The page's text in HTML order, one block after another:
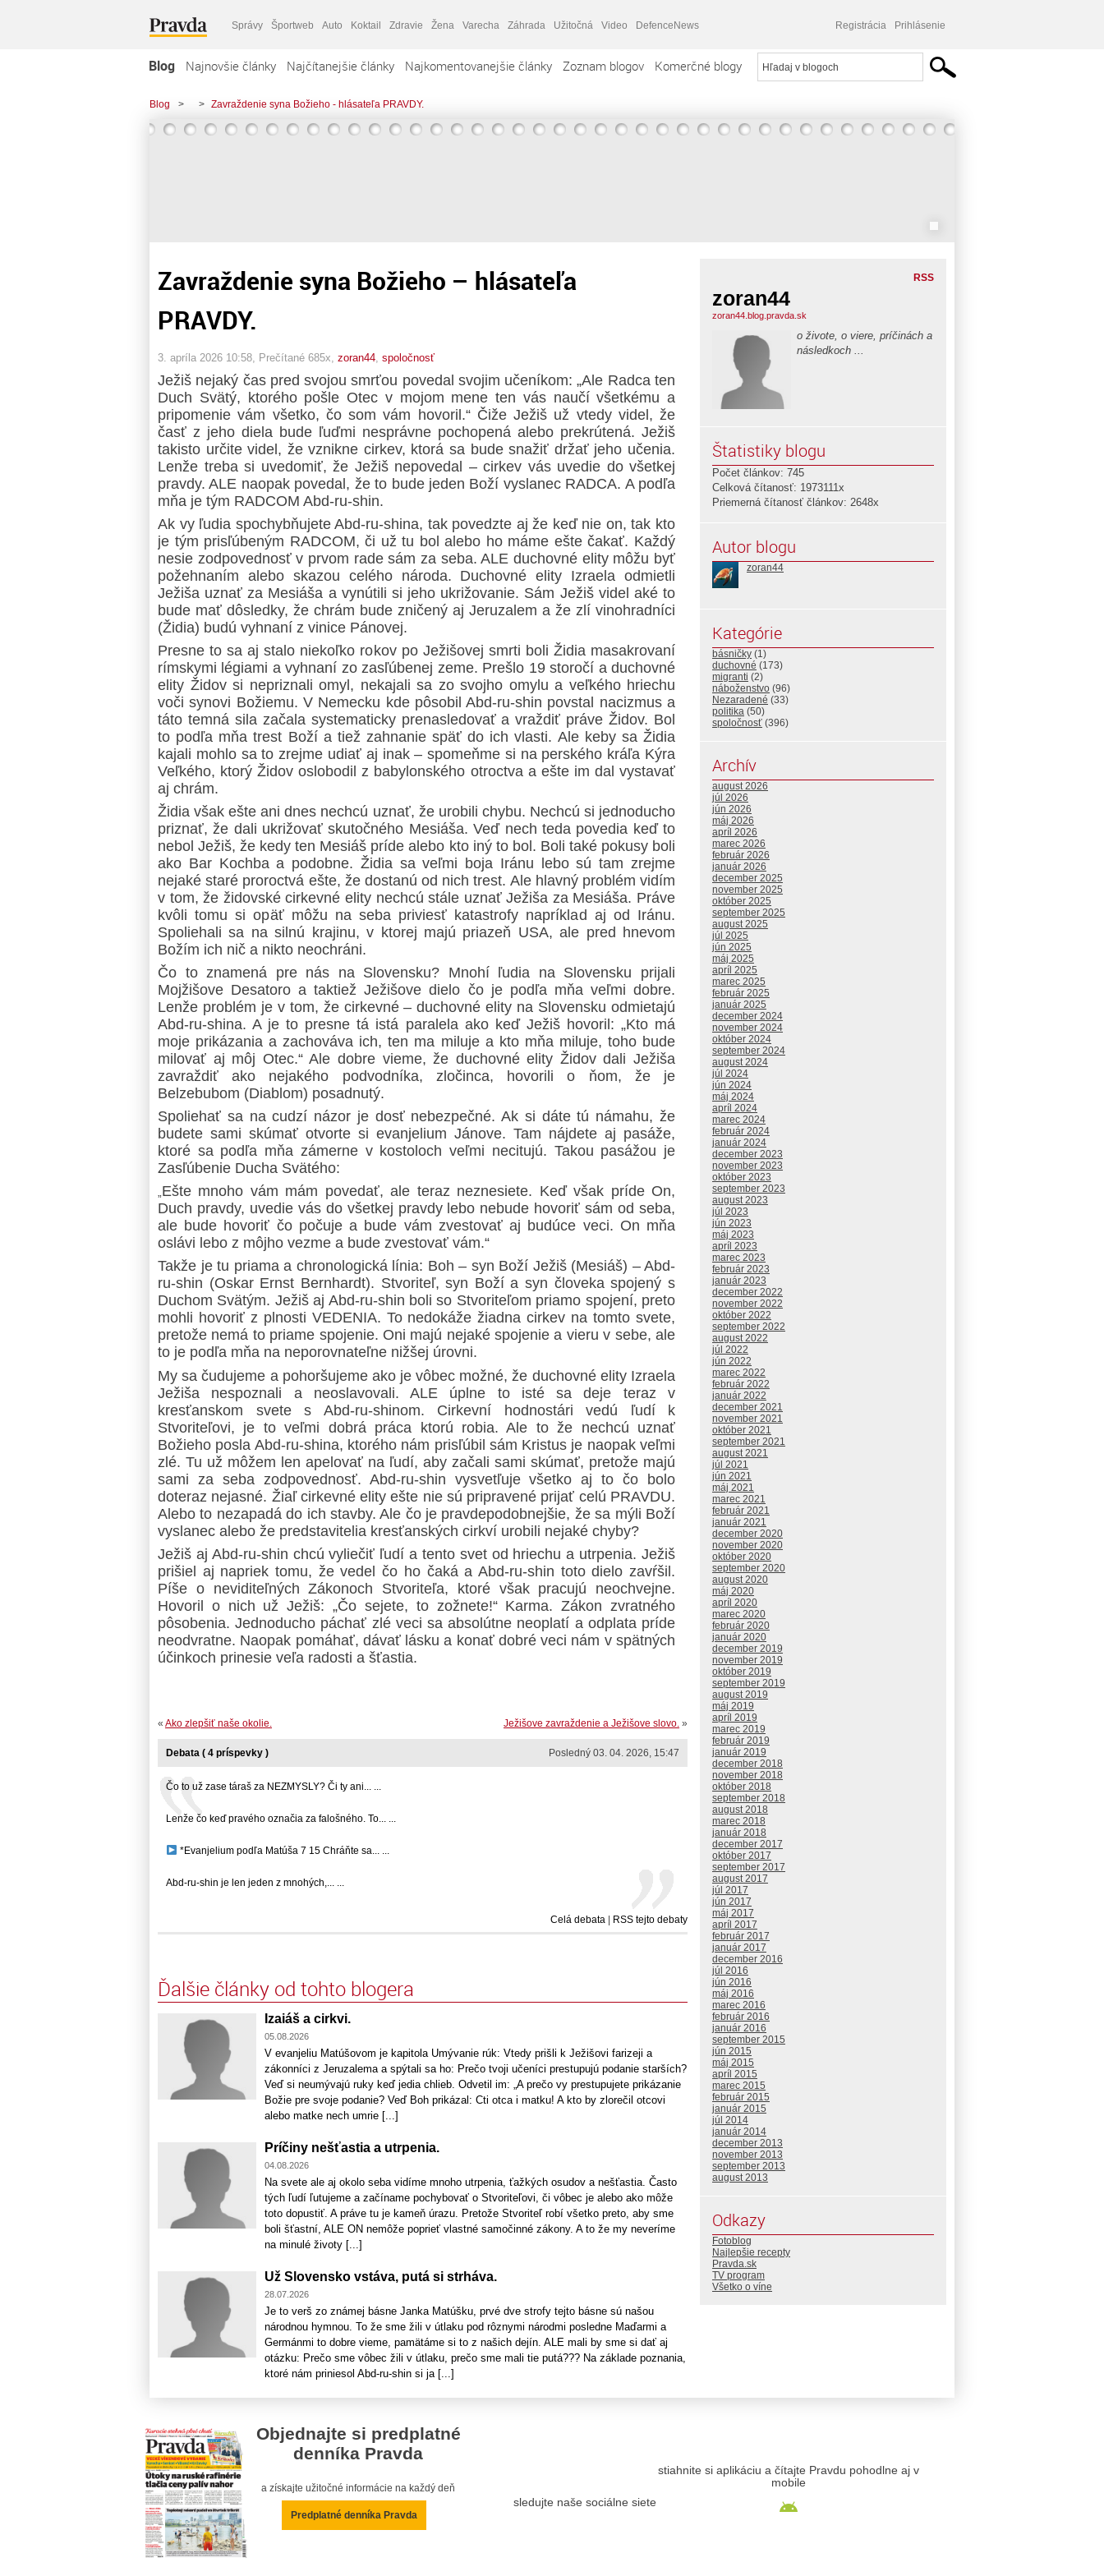
Správy Športweb Auto Koktail Zdravie Žena Varecha Záhrada Užitočná Video DefenceNews Registrácia Prihlásenie
Blog Najnovšie články Najčítanejšie články Najkomentovanejšie články Zoznam blogov Komerčné blogy
Blog > > Zavraždenie syna Božieho - hlásateľa PRAVDY.
Zavraždenie syna Božieho – hlásateľa
PRAVDY.
3. apríla 2026 10:58 , Prečítané 685x, zoran44 spoločnosť
Ježiš nejaký čas pred svojou smrťou povedal svojim učeníkom: „Ale Radca ten
Duch Svätý, ktorého pošle Otec v mojom mene ten vás naučí všetkému a
pripomenie vám všetko, čo som vám hovoril.“ Čiže Ježiš už vtedy videl, že
časť z jeho diela bude ľuďmi nesprávne pochopená alebo prekrútená. Ježiš
takisto určite videl, že vznikne cirkev, ktorá sa bude snažiť držať jeho učenia.
Lenže treba si uvedomiť, že Ježiš nepovedal – cirkev vás uvedie do všetkej
pravdy. ALE naopak povedal, že to bude jeden Boží vyslanec RADCA. A podľa
mňa je tým RADCOM Abd-ru-shin.
Ak vy ľudia spochybňujete Abd-ru-shina, tak povedzte aj že keď nie on, tak kto
je tým prisľúbeným RADCOM, či už tu bol alebo ho máme ešte čakať. Každý
nesie zodpovednosť v prvom rade sám za seba. ALE duchovné elity môžu byť
požehnaním alebo skazou celého národa. Duchovné elity Izraela odmietli
Ježiša uznať za Mesiáša a vynútili si jeho ukrižovanie. Sám Ježiš videl aké to
bude mať dôsledky, že chrám bude zničený aj Jeruzalem a že zlí vinohradníci
(Židia) budú vyhnaní z vinice Pánovej.
Presne to sa aj stalo niekoľko rokov po Ježišovej smrti boli Židia masakrovaní
rímskymi légiami a vyhnaní zo zasľúbenej zeme. Prešlo 19 storočí a duchovné
elity Židov si nepriznali omyl, nekajali sa zo svojho omylu a veľkého hriechu
voči synovi Božiemu. V Nemecku kde pôsobil Abd-ru-shin povstal nacizmus a
táto temná sila začala systematicky prenasledovať a vraždiť práve Židov. Bol
to podľa mňa trest Boží a tiež zahnanie späť do ich vlasti. Ale keby sa Židia
kajali mohlo sa to zrejme udiať aj inak – spomeňme si na perského kráľa Kýra
Veľkého, ktorý Židov oslobodil z babylonského otroctva a ešte im dal vystavať
aj chrám.
Židia však ešte ani dnes nechcú uznať, že urobili chybu. Nechcú si jednoducho
priznať, že dali ukrižovať skutočného Mesiáša. Veď nech teda povedia keď to
nebol Ježiš, že kedy ten Mesiáš príde alebo kto iný to bol. Boli také pokusy boli
ako Bar Kochba a podobne. Židia sa veľmi boja Iránu lebo sú tam zrejme
nejaké staré proroctvá ešte, že dostanú od nich trest. Ale hlavný problém vidím
v tom, že židovské cirkevné elity nechcú stále uznať Ježiša za Mesiáša. Práve
kvôli tomu si opäť môžu na seba priviesť katastrofy napríklad aj od Iránu.
Spoliehali sa na silnú krajinu, v ktorej majú priazeň USA, ale pred hnevom
Božím ich nič a nikto neochráni.
Čo to znamená pre nás na Slovensku? Mnohí ľudia na Slovensku prijali
Mojžišove Desatoro a taktiež Ježišove dielo čo je podľa mňa veľmi dobre.
Lenže problém je v tom, že cirkevné – duchovné elity na Slovensku odmietajú
Abd-ru-shina. A je to presne tá istá paralela ako keď Ježiš hovoril: „Kto má
moje prikázania a zachováva ich, ten ma miluje a kto mňa miluje, toho bude
milovať aj môj Otec.“ Ale dobre vieme, že duchovné elity Židov dali Ježiša
zavraždiť ako nejakého podvodníka, zločinca, hovorili o ňom, že je
Belzebubom (Diablom) posadnutý.
Spoliehať sa na cudzí názor je dosť nebezpečné. Ak si dáte tú námahu, že
budete sami skúmať otvorte si evanjelium Jánove. Tam nájdete aj pasáže,
ktoré sa podľa mňa zámerne v kostoloch veľmi necitujú. Takou pasážou je
Zasľúbenie Ducha Svätého:
„Ešte mnoho vám mám povedať, ale teraz neznesiete. Keď však príde On,
Duch pravdy, uvedie vás do všetkej pravdy lebo nebude hovoriť sám od seba,
ale bude hovoriť čo počuje a bude vám zvestovať aj budúce veci. On mňa
oslávi lebo z môjho vezme a bude zvestovať vám.“
Takže je tu priama a chronologická línia: Boh – syn Boží Ježiš (Mesiáš) – Abd-
ru-shin (Oskar Ernst Bernhardt). Stvoriteľ, syn Boží a syn človeka spojený s
Duchom Svätým. Ježiš aj Abd-ru-shin boli so Stvoriteľom priamo spojení, preto
mohli hovoriť z plnosti VEDENIA. To nedokáže žiadna cirkev na tomto svete,
pretože nemá to priame spojenie. Oni majú nejaké spojenie a vieru v sebe, ale
to je podľa mňa na neporovnateľne nižšej úrovni.
My sa čudujeme a pohoršujeme ako je vôbec možné, že duchovné elity Izraela
Ježiša nespoznali a neoslavovali. ALE úplne to isté sa deje teraz v
kresťanskom svete s Abd-ru-shinom. Cirkevní hodnostári vedú ľudí k
Stvoriteľovi, je to veľmi dobrá práca ktorú robia. Ale to že nechcú uznať
Božieho posla Abd-ru-shina, ktorého nám prisľúbil sám Kristus je naopak veľmi
zlé. Tu už môžem len apelovať na ľudí, aby začali sami skúmať, pretože majú
sami za seba zodpovednosť. Abd-ru-shin vysvetľuje všetko aj to čo bolo
doteraz nejasné. Žiaľ cirkevné elity ešte nie sú pripravené prijať celú PRAVDU.
Alebo to nezapadá do ich stavby. Ale čo je pravdepodobnejšie, že sa mýli Boží
vyslanec alebo že predstavitelia kresťanských cirkví urobili nejaké chyby?
Ježiš aj Abd-ru-shin chcú vyliečiť ľudí a tento svet od hriechu a utrpenia. Ježiš
prišiel aj napriek tomu, že vedel čo ho čaká a Abd-ru-shin toto dielo zavŕšil.
Píše o neviditeľných Zákonoch Stvoriteľa, ktoré však pracujú neochvejne.
Hovoril o nich už Ježiš: „Čo sejete, to zožnete!“ Karma. Zákon zvratného
pôsobenia. Jednoducho páchať zlé veci sa absolútne neoplatí a odplata príde
neodvratne. Naopak pomáhať, dávať lásku a konať dobré veci nám v spätných
účinkoch prinesie veľa radosti a šťastia.
Ježišove zavraždenie a Ježišove slovo. »
« Ako zlepšiť naše okolie.
Posledný 03. 04. 2026, 15:47
Debata ( 4 príspevky )
Čo to už zase táraš za NEZMYSLY? Či ty ani... ...
Lenže čo keď pravého označia za falošného. To... ...
*Evanjelium podľa Matúša 7 15 Chráňte sa... ...
Abd-ru-shin je len jeden z mnohých,... ...
Celá debata RSS tejto debaty
Ďalšie články od tohto blogera
Izaiáš a cirkvi.
05.08.2026
V evanjeliu Matúšovom je kapitola Umývanie rúk: Vtedy prišli k Ježišovi farizeji a
zákonníci z Jeruzalema a spýtali sa ho: Prečo tvoji učeníci prestupujú podanie starších?
Veď si neumývajú ruky keď jedia chlieb. Odvetil im: „A prečo vy prestupujete prikázanie
Božie pre svoje podanie? Veď Boh prikázal: Cti otca i matku! A kto by zlorečil otcovi
alebo matke nech umrie [...]
Príčiny nešťastia a utrpenia.
04.08.2026
Na svete ale aj okolo seba vidíme mnoho utrpenia, ťažkých osudov a nešťastia. Často
tých ľudí ľutujeme a začíname pochybovať o Stvoriteľovi, či vôbec je alebo ako môže
toto dopustiť. A práve tu je kameň úrazu. Pretože Stvoriteľ robí všetko preto, aby sme
boli šťastní, ALE ON nemôže poprieť vlastné samočinné zákony. A to že my neveríme
na minulé životy [...]
Už Slovensko vstáva, putá si strháva.
28.07.2026
Je to verš zo známej básne Janka Matúšku, prvé dve strofy tejto básne sú našou
národnou hymnou. To že sme žili v útlaku pod rôznymi národmi posledne Maďarmi a
Germánmi to dobre vieme, pamätáme si to z našich dejín. ALE mali by sme si dať aj
otázku: Prečo sme vôbec žili v útlaku, prečo sme mali tie putá??? Na základe poznania,
ktoré nám priniesol Abd-ru-shin si ja [...]
RSS
zoran44
zoran44.blog.pravda.sk
o živote, o viere, príčinách a
následkoch ...
Štatistiky blogu
Počet článkov: 745
Celková čítanosť: 1973111x
Priemerná čítanosť článkov: 2648x
Autor blogu
zoran44
Kategórie
básničky (1)
duchovné (173)
migranti (2)
náboženstvo (96)
Nezaradené (33)
politika (50)
spoločnosť (396)
Archív
august 2026
júl 2026
jún 2026
máj 2026
apríl 2026
marec 2026
február 2026
január 2026
december 2025
november 2025
október 2025
september 2025
august 2025
júl 2025
jún 2025
máj 2025
apríl 2025
marec 2025
február 2025
január 2025
december 2024
november 2024
október 2024
september 2024
august 2024
júl 2024
jún 2024
máj 2024
apríl 2024
marec 2024
február 2024
január 2024
december 2023
november 2023
október 2023
september 2023
august 2023
júl 2023
jún 2023
máj 2023
apríl 2023
marec 2023
február 2023
január 2023
december 2022
november 2022
október 2022
september 2022
august 2022
júl 2022
jún 2022
marec 2022
február 2022
január 2022
december 2021
november 2021
október 2021
september 2021
august 2021
júl 2021
jún 2021
máj 2021
marec 2021
február 2021
január 2021
december 2020
november 2020
október 2020
september 2020
august 2020
máj 2020
apríl 2020
marec 2020
február 2020
január 2020
december 2019
november 2019
október 2019
september 2019
august 2019
máj 2019
apríl 2019
marec 2019
február 2019
január 2019
december 2018
november 2018
október 2018
september 2018
august 2018
marec 2018
január 2018
december 2017
október 2017
september 2017
august 2017
júl 2017
jún 2017
máj 2017
apríl 2017
február 2017
január 2017
december 2016
júl 2016
jún 2016
máj 2016
marec 2016
február 2016
január 2016
september 2015
jún 2015
máj 2015
apríl 2015
marec 2015
február 2015
január 2015
júl 2014
január 2014
december 2013
november 2013
september 2013
august 2013
Odkazy
Fotoblog
Najlepšie recepty
Pravda.sk
TV program
Všetko o víne
Objednajte si predplatné
denníka Pravda
a získajte užitočné informácie na každý deň
Predplatné denníka Pravda
sledujte naše sociálne siete
stiahnite si aplikáciu a čítajte Pravdu pohodlne aj v
mobile